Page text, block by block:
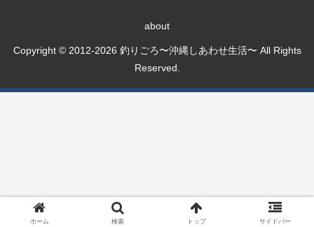
about
Copyright © 2012-2026 釣りごろ〜沖縄しあわせ生活〜 All Rights
Reserved.
ホーム 検索 トップ サイドバー